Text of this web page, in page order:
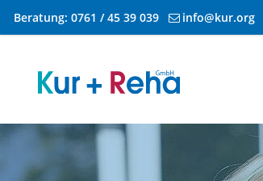
Beratung: 0761 / 45 39 039 info@kur.org